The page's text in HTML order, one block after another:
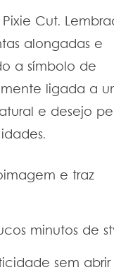
Cut.
alongadas e
a símbolo de
ligada a
e desejo
e traz
minutos de
sem